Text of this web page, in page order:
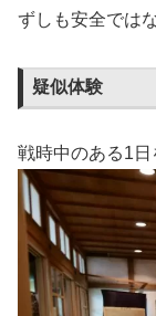
ずしも安全では
疑似体験
戦時中のある1日